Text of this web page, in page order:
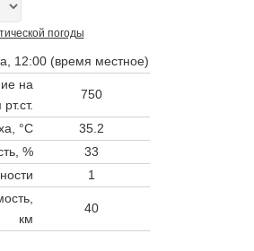
погоды
12:00 (время местное)
на
750
°C
35.2
%
33
1
км
40